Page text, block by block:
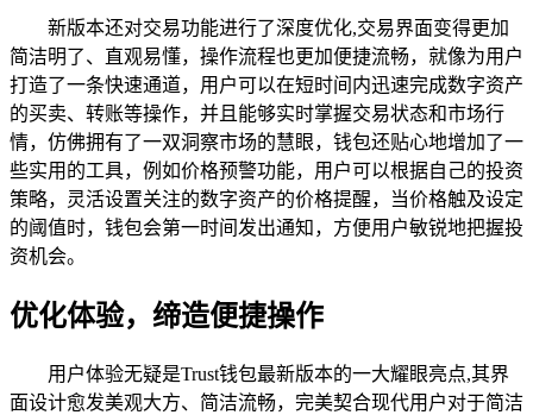
新版本还对交易功能进行了深度优化,交易界面变得更加
简洁明了、直观易懂，操作流程也更加便捷流畅，就像为用户
打造了一条快速通道，用户可以在短时间内迅速完成数字资产
的买卖、转账等操作，并且能够实时掌握交易状态和市场行
情，仿佛拥有了一双洞察市场的慧眼，钱包还贴心地增加了一
些实用的工具，例如价格预警功能，用户可以根据自己的投资
策略，灵活设置关注的数字资产的价格提醒，当价格触及设定
的阈值时，钱包会第一时间发出通知，方便用户敏锐地把握投
资机会。
优化体验，缔造便捷操作
用户体验无疑是Trust钱包最新版本的一大耀眼亮点,其界
面设计愈发美观大方、简洁流畅，完美契合现代用户对于简洁